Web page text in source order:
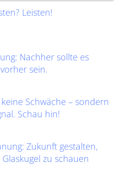
Leisten!
Nachher sollte es
vorher sein.
Schwäche – sondern
Schau hin!
Zukunft gestalten,
zu schauen